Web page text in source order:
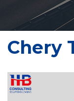
Chery